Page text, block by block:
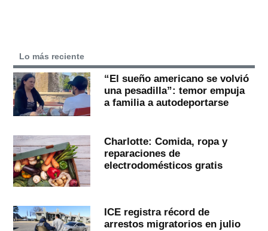
Lo más reciente
“El sueño americano se volvió
una pesadilla”: temor empuja
a familia a autodeportarse
Charlotte: Comida, ropa y
reparaciones de
electrodomésticos gratis
ICE registra récord de
arrestos migratorios en julio